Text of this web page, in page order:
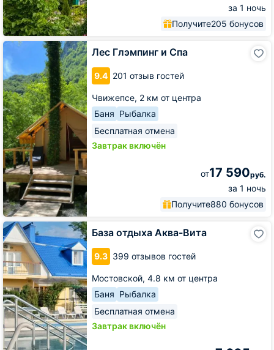
за 1 ночь
Получите205 бонусов
Лес Глэмпинг и Спа
9.4 201 отзыв гостей
Чвижепсе, 2 км от центра
Баня Рыбалка
Бесплатная отмена
Завтрак включён
от17 590руб.
за 1 ночь
Получите880 бонусов
Лес
Спа
База отдыха Аква-Вита
9.3 399 отзывов гостей
Мостовской, 4.8 км от центра
Баня Рыбалка
Бесплатная отмена
Завтрак включён
База
отдыха
Аква-
Вита